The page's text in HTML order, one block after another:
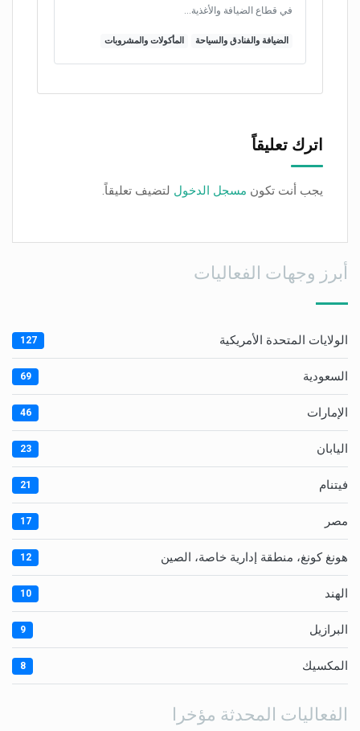
في قطاع الضيافة والأغذية…
الضيافة والفنادق والسياحة المأكولات والمشروبات
اترك تعليقاً
يجب أنت تكون مسجل الدخول لتضيف تعليقاً.
أبرز وجهات الفعاليات
الولايات المتحدة الأمريكية 127
السعودية 69
الإمارات 46
اليابان 23
فيتنام 21
مصر 17
هونغ كونغ، منطقة إدارية خاصة، الصين 12
الهند 10
البرازيل 9
المكسيك 8
الفعاليات المحدثة مؤخرا